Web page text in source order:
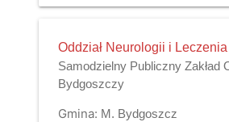
Oddział Neurologii i
Samodzielny Publiczny Zakład
Bydgoszczy
Gmina: M. Bydgoszcz